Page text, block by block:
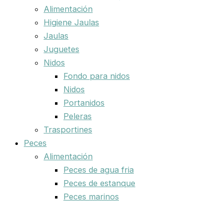
Alimentación
Higiene Jaulas
Jaulas
Juguetes
Nidos
Fondo para nidos
Nidos
Portanidos
Peleras
Trasportines
Peces
Alimentación
Peces de agua fria
Peces de estanque
Peces marinos